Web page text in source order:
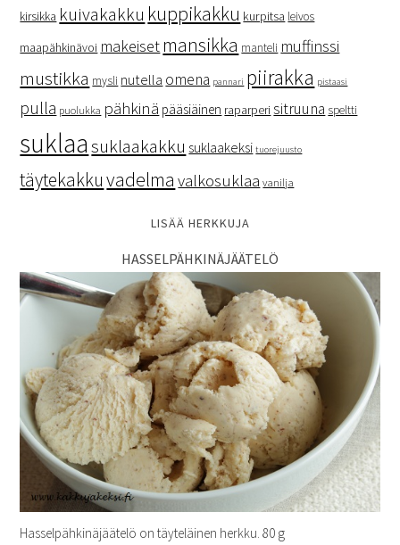
kirsikka kuivakakku kuppikakku kurpitsa leivos
maapähkinävoi makeiset mansikka manteli muffinssi
mustikka mysli nutella omena pannari piirakka pistaasi
pulla puolukka pähkinä pääsiäinen raparperi sitruuna speltti
suklaa suklaakakku suklaakeksi tuorejuusto
täytekakkuvadelma valkosuklaa vanilja
LISÄÄ HERKKUJA
HASSELPÄHKINÄJÄÄTELÖ
Hasselpähkinäjäätelö on täyteläinen herkku. 80 g